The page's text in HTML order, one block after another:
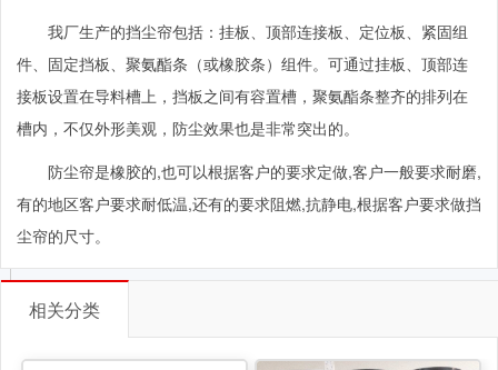
我厂生产的挡尘帘包括：挂板、顶部连接板、定位板、紧固组
件、固定挡板、聚氨酯条（或橡胶条）组件。可通过挂板、顶部连
接板设置在导料槽上，挡板之间有容置槽，聚氨酯条整齐的排列在
槽内，不仅外形美观，防尘效果也是非常突出的。
防尘帘是橡胶的,也可以根据客户的要求定做,客户一般要求耐磨,
有的地区客户要求耐低温,还有的要求阻燃,抗静电,根据客户要求做挡
尘帘的尺寸。
相关分类